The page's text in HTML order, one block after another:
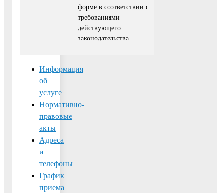
форме в соответствии с
требованиями
действующего
законодательства.
Информация
об
услуге
Нормативно-
правовые
акты
Адреса
и
телефоны
График
приема